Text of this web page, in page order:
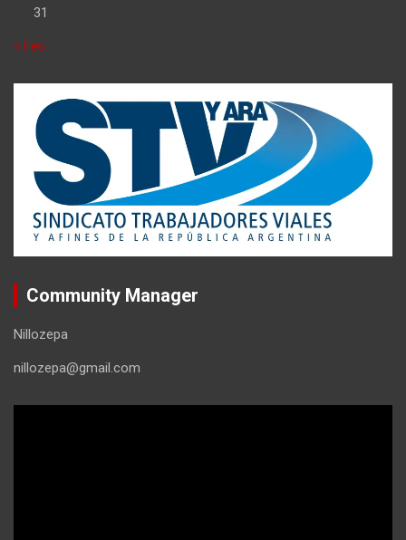
31
« Feb
Community Manager
Nillozepa
nillozepa@gmail.com